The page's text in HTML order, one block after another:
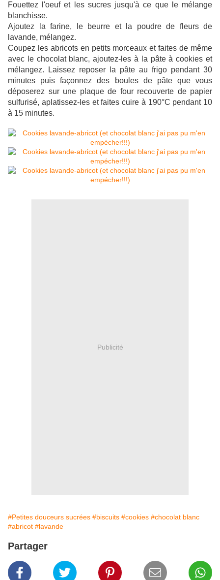
Fouettez l'oeuf et les sucres jusqu'à ce que le mélange
blanchisse.
Ajoutez la farine, le beurre et la poudre de fleurs de
lavande, mélangez.
Coupez les abricots en petits morceaux et faites de même
avec le chocolat blanc, ajoutez-les à la pâte à cookies et
mélangez. Laissez reposer la pâte au frigo pendant 30
minutes puis façonnez des boules de pâte que vous
déposerez sur une plaque de four recouverte de papier
sulfurisé, aplatissez-les et faites cuire à 190°C pendant 10
à 15 minutes.
Publicité
#Petites douceurs sucrées #biscuits #cookies #chocolat blanc
#abricot #lavande
Partager